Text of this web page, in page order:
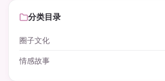
分类目录
圈子文化
情感故事